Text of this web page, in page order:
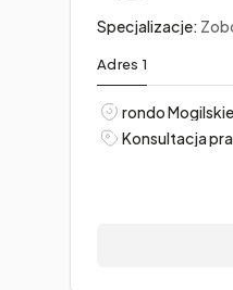
Specjalizacje:
Adres 1
rondo
Konsultacja